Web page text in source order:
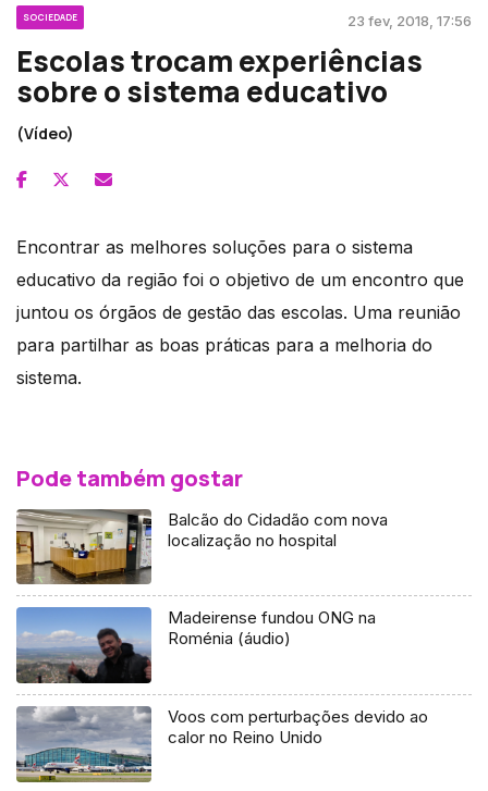
SOCIEDADE 23 fev, 2018, 17:56
Escolas trocam experiências
sobre o sistema educativo
(Vídeo)
Encontrar as melhores soluções para o sistema
educativo da região foi o objetivo de um encontro que
juntou os órgãos de gestão das escolas. Uma reunião
para partilhar as boas práticas para a melhoria do
sistema.
Pode também gostar
Balcão do Cidadão com nova
localização no hospital
Madeirense fundou ONG na
Roménia (áudio)
Voos com perturbações devido ao
calor no Reino Unido